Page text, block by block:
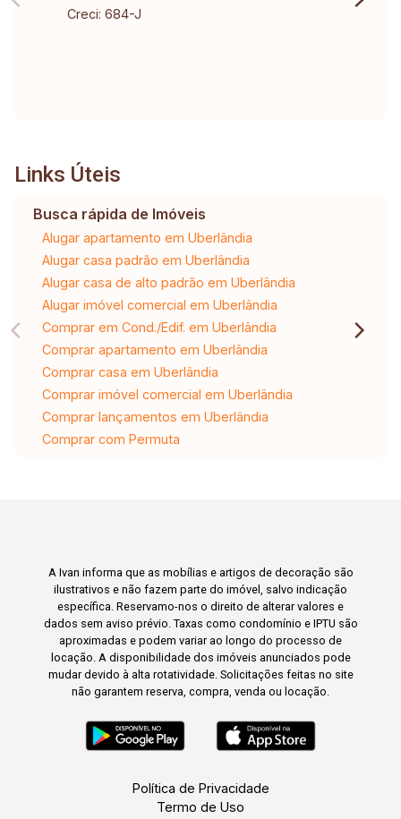
Creci: 684-J
Links Úteis
Busca rápida de Imóveis
Alugar apartamento em Uberlândia
Alugar casa padrão em Uberlândia
Alugar casa de alto padrão em Uberlândia
Alugar imóvel comercial em Uberlândia
Comprar em Cond./Edif. em Uberlândia
Comprar apartamento em Uberlândia
Comprar casa em Uberlândia
Comprar imóvel comercial em Uberlândia
Comprar lançamentos em Uberlândia
Comprar com Permuta
A Ivan informa que as mobílias e artigos de decoração são
ilustrativos e não fazem parte do imóvel, salvo indicação
específica. Reservamo-nos o direito de alterar valores e
dados sem aviso prévio. Taxas como condomínio e IPTU são
aproximadas e podem variar ao longo do processo de
locação. A disponibilidade dos imóveis anunciados pode
mudar devido à alta rotatividade. Solicitações feitas no site
não garantem reserva, compra, venda ou locação.
Política de Privacidade
Termo de Uso